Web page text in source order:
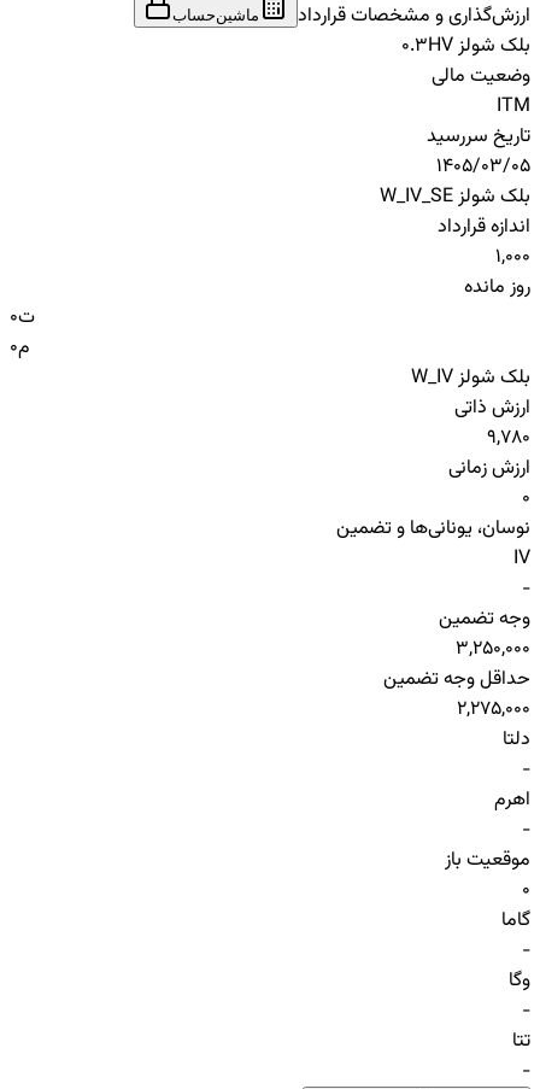
ارزش‌گذاری و مشخصات قرارداد
ماشین‌حساب
بلک شولز HV
0.3
وضعیت مالی
ITM
تاریخ سررسید
1405/03/05
بلک شولز W_IV_SE
اندازه قرارداد
1,000
روز مانده
0ت
0م
بلک شولز W_IV
ارزش ذاتی
9,780
ارزش زمانی
0
نوسان، یونانی‌ها و تضمین
IV
-
وجه تضمین
3,250,000
حداقل وجه تضمین
2,275,000
دلتا
-
اهرم
-
موقعیت باز
0
گاما
-
وگا
-
تتا
-